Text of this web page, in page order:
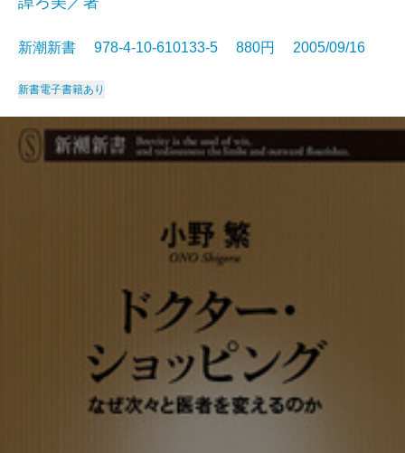
新潮新書 978-4-10-610133-5 880円 2005/09/16
新書電子書籍あり